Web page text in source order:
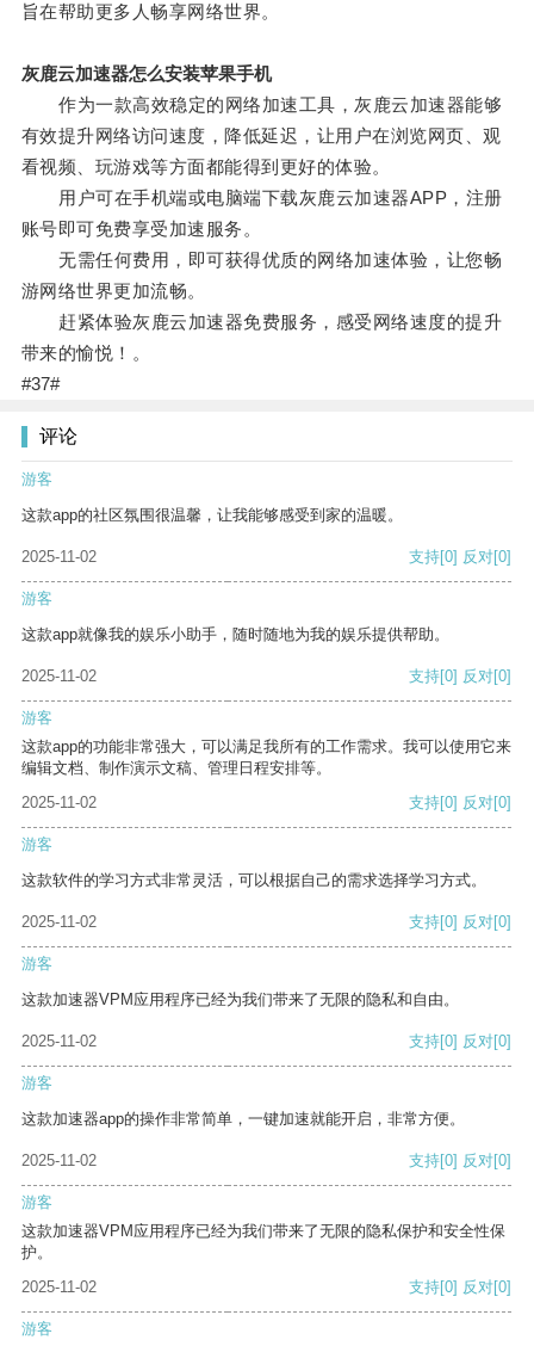
旨在帮助更多人畅享网络世界。
灰鹿云加速器怎么安装苹果手机
作为一款高效稳定的网络加速工具，灰鹿云加速器能够
有效提升网络访问速度，降低延迟，让用户在浏览网页、观
看视频、玩游戏等方面都能得到更好的体验。
用户可在手机端或电脑端下载灰鹿云加速器APP，注册
账号即可免费享受加速服务。
无需任何费用，即可获得优质的网络加速体验，让您畅
游网络世界更加流畅。
赶紧体验灰鹿云加速器免费服务，感受网络速度的提升
带来的愉悦！。
#37#
评论
游客
这款app的社区氛围很温馨，让我能够感受到家的温暖。
2025-11-02 支持[0] 反对[0]
游客
这款app就像我的娱乐小助手，随时随地为我的娱乐提供帮助。
2025-11-02 支持[0] 反对[0]
游客
这款app的功能非常强大，可以满足我所有的工作需求。我可以使用它来
编辑文档、制作演示文稿、管理日程安排等。
2025-11-02
支持[0] 反对[0]
游客
这款软件的学习方式非常灵活，可以根据自己的需求选择学习方式。
2025-11-02 支持[0] 反对[0]
游客
这款加速器VPM应用程序已经为我们带来了无限的隐私和自由。
2025-11-02 支持[0] 反对[0]
游客
这款加速器app的操作非常简单，一键加速就能开启，非常方便。
2025-11-02 支持[0] 反对[0]
游客
这款加速器VPM应用程序已经为我们带来了无限的隐私保护和安全性保
护。
2025-11-02
支持[0] 反对[0]
游客